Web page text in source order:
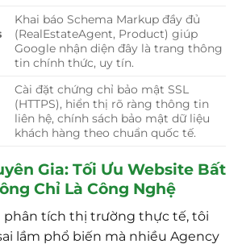
Khai báo Schema Markup đầy đủ
(RealEstateAgent, Product) giúp
Google nhận diện đây là trang thông
tin chính thức, uy tín.
Cài đặt chứng chỉ bảo mật SSL
(HTTPS), hiển thị rõ ràng thông tin
liên hệ, chính sách bảo mật dữ liệu
khách hàng theo chuẩn quốc tế.
Gia: Tối Ưu Website Bất
Chỉ Là Công Nghệ
phân tích thị trường thực tế, tôi
lầm phổ biến mà nhiều Agency